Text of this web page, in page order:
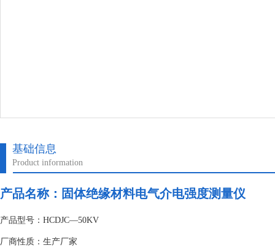
基础信息
Product information
产品名称： 固体绝缘材料电气介电强度测量仪
产品型号：HCDJC—50KV
厂商性质：生产厂家